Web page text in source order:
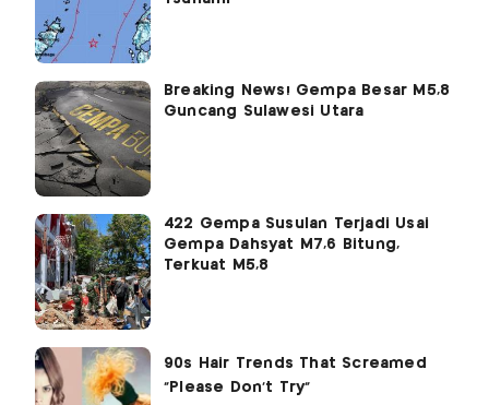
Breaking News! Gempa Besar M5,8
Guncang Sulawesi Utara
422 Gempa Susulan Terjadi Usai
Gempa Dahsyat M7,6 Bitung,
Terkuat M5,8